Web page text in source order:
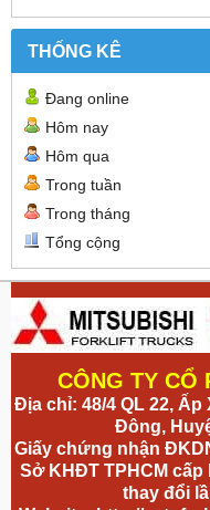
THỐNG KÊ
Đang online
Hôm nay
Hôm qua
Trong tuần
Trong tháng
Tổng cộng
CÔNG TY CỔ
Địa chỉ: 48/4 QL 22,
Đông,
Giấy chứng nhận
Sở KHĐT TPHCM cấp
thay đổi